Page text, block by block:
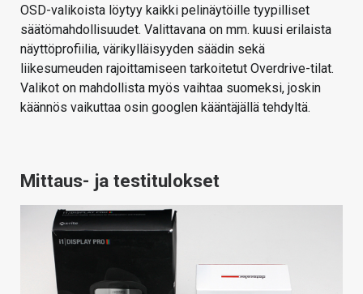
OSD-valikoista löytyy kaikki pelinäytöille tyypilliset
säätömahdollisuudet. Valittavana on mm. kuusi erilaista
näyttöprofiilia, värikylläisyyden säädin sekä
liikesumeuden rajoittamiseen tarkoitetut Overdrive-tilat.
Valikot on mahdollista myös vaihtaa suomeksi, joskin
käännös vaikuttaa osin googlen kääntäjällä tehdyltä.
Mittaus- ja testitulokset